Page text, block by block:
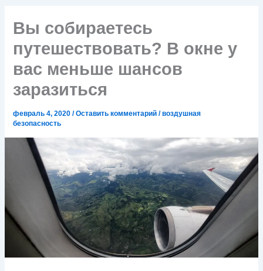
Вы собираетесь
путешествовать? В окне у
вас меньше шансов
заразиться
февраль 4, 2020/Оставить комментарий /воздушная
безопасность